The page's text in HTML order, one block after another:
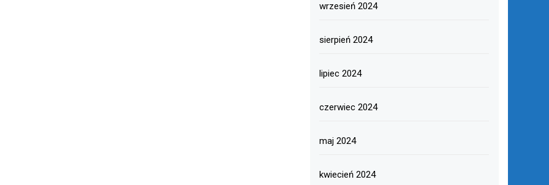
wrzesień 2024
sierpień 2024
lipiec 2024
czerwiec 2024
maj 2024
kwiecień 2024